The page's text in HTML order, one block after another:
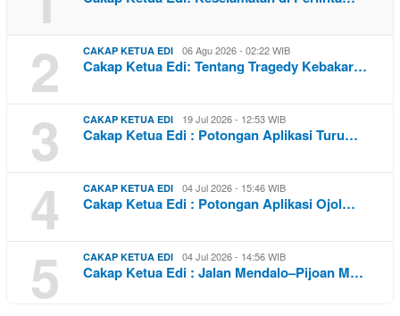
2 CAKAP KETUA EDI 06 Agu 2026 - 02:22 WIB
Cakap Ketua Edi: Tentang Tragedy Kebakar…
3 CAKAP KETUA EDI 19 Jul 2026 - 12:53 WIB
Cakap Ketua Edi : Potongan Aplikasi Turu…
4 CAKAP KETUA EDI 04 Jul 2026 - 15:46 WIB
Cakap Ketua Edi : Potongan Aplikasi Ojol…
5 CAKAP KETUA EDI 04 Jul 2026 - 14:56 WIB
Cakap Ketua Edi : Jalan Mendalo–Pijoan M…